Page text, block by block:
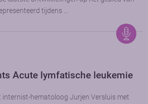
tijdens …
Acute lymfatische leukemie
internist-hematoloog Jurjen Versluis met